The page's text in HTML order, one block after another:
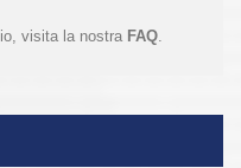
visita la nostra FAQ.